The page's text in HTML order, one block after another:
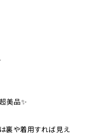
美品✨
裏や着用すれば見え